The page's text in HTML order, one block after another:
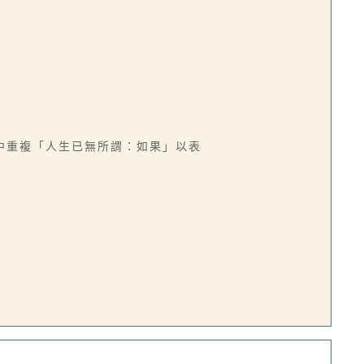
複「人生已無所謂：如果」以表